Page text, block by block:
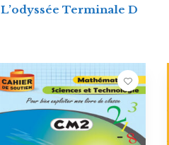
L’odyssée Terminale D